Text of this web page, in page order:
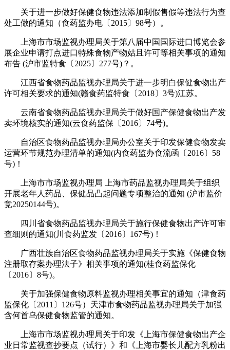
关于进一步做好保健食物违法添加制假售假等违法行为查
处工做的通知（食药监办电〔2015〕98号）。
上海市市场监视办理局关于第八届中国国际进口博览会参
展企业申请打点进口特殊食物产物姑且许可等相关事项的通知
布告 (沪市监特食〔2025〕277号)？。
江西省食物药品监视办理局关于进一步明白保健食物出产
许可相关要求的通知(赣食药监特食〔2018〕3号)江苏。
云南省食物药品监视办理局关于做好国产保健食物出产发
卖环境核实的通知(云食药监保〔2016〕74号)。
自治区食物药品监视办理局办公室关于印发保健食物发卖
运营环节规范办理清单的通知(内食药监办食流函〔2016〕58
号)！
上海市市场监视办理局 上海市药品监视办理局关于组织
开展老年人药品、保健品凸起问题专项整治的通知 (沪市监价
竞20250144号)。
四川省食物药品监视办理局关于施行保健食物出产许可审
查细则的通知(川食药监发〔2016〕167号)！
广西壮族自治区食物药品监视办理局关于实施《保健食物
注册取存案办理法子》相关事项的通知(桂食药监保化
〔2016〕8号)。
关于加强保健食物原料监视办理相关事宜的通知（津食药
监保化〔2011〕126号）天津市食物药品监视办理局关于加强
含何首乌保健食物监管的通知。
上海市市场监视办理局关于印发《上海市保健食物出产企
业日常监视查抄要点（试行）》和《上海市婴长儿配方乳粉出